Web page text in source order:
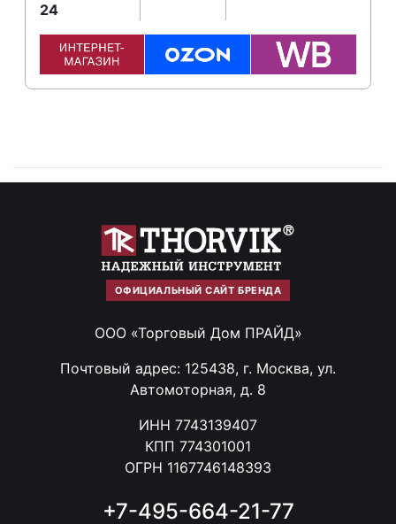
24
ОФИЦИАЛЬНЫЙ САЙТ БРЕНДА
ООО «Торговый Дом ПРАЙД»
Почтовый адрес: 125438, г. Москва, ул.
Автомоторная, д. 8
ИНН 7743139407
КПП 774301001
ОГРН 1167746148393
+7-495-664-21-77